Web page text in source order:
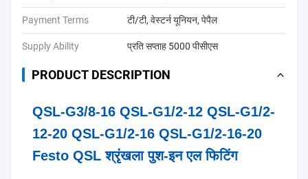
Payment Terms टी/टी, वेस्टर्न यूनियन, पेपैल
Supply Ability प्रति सप्ताह 5000 पीसीएस
PRODUCT DESCRIPTION
QSL-G3/8-16 QSL-G1/2-12 QSL-G1/2-
12-20 QSL-G1/2-16 QSL-G1/2-16-20
Festo QSL श्रृंखला पुश-इन एल फिटिंग